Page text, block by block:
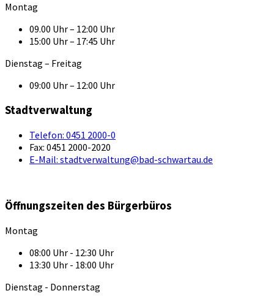
Montag
09.00 Uhr – 12:00 Uhr
15:00 Uhr – 17:45 Uhr
Dienstag – Freitag
09:00 Uhr – 12:00 Uhr
Stadtverwaltung
Telefon: 0451 2000-0
Fax: 0451 2000-2020
E-Mail: stadtverwaltung@bad-schwartau.de
Öffnungszeiten des Bürgerbüros
Montag
08:00 Uhr - 12:30 Uhr
13:30 Uhr - 18:00 Uhr
Dienstag - Donnerstag